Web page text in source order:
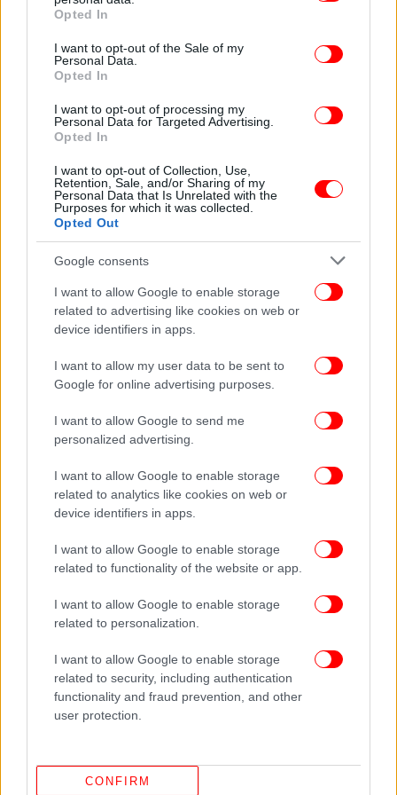
grant or deny consent to Google and its third-party tags to
use your data for below specified purposes in below Google
consent section.
Opted In
I want to opt-out of the Sale of my
Personal Data.
Opted In
I want to opt-out of processing my
Personal Data for Targeted Advertising.
Opted In
I want to opt-out of Collection, Use,
Retention, Sale, and/or Sharing of my
Personal Data that Is Unrelated with the
Purposes for which it was collected.
Opted Out
Google consents
I want to allow Google to enable storage
related to advertising like cookies on web or
device identifiers in apps.
I want to allow my user data to be sent to
Google for online advertising purposes.
I want to allow Google to send me
personalized advertising.
I want to allow Google to enable storage
related to analytics like cookies on web or
device identifiers in apps.
I want to allow Google to enable storage
related to functionality of the website or app.
I want to allow Google to enable storage
related to personalization.
I want to allow Google to enable storage
related to security, including authentication
functionality and fraud prevention, and other
user protection.
CONFIRM
πρώτοι όλες τις ειδήσεις
Δείτε όλες τις τελευταίεςΕιδήσειςαπό την Ελλάδα και τον Κόσμο,
ΔΙΑΒΑΣΤΕ ΠΕΡΙΣΣΟΤΕΡΑ ΦΏΦΗ ΓΕΝΝΗΜΑΤΆ ΠΑΣΟΚ ΤΡΙΣΆΓΙΟ
ΔΕΙΤΕ ΕΠΙΣΗΣ